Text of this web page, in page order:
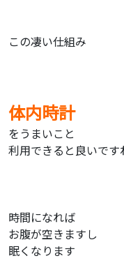
この凄い仕組み
体内時計
をうまいこと
利用できると良いです
時間になれば
お腹が空きますし
眠くなります